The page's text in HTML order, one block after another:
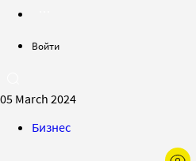
Войти
05 March 2024
Бизнес